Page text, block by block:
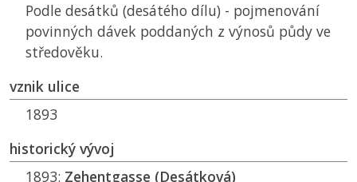
Podle desátků (desátého dílu) - pojmenování
povinných dávek poddaných z výnosů půdy ve
středověku.
vznik ulice
1893
historický vývoj
1893: Zehentgasse (Desátková)